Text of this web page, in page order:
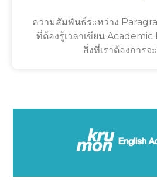
ความสัมพันธ์ระหว่าง
ที่ต้องรู้เวลาเขียน Academic
สิ่งที่เราต้องการจ